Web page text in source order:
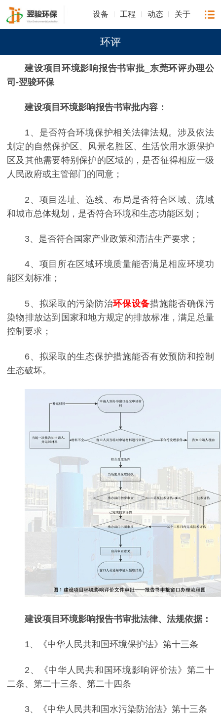
设备 工程 动态 关于
环评
建设项目环境影响报告书审批_东莞环评办理公
司-翌骏环保
建设项目环境影响报告书审批内容：
1、是否符合环境保护相关法律法规。涉及依法
划定的自然保护区、风景名胜区、生活饮用水源保护
区及其他需要特别保护的区域的，是否征得相应一级
人民政府或主管部门的同意；
2、项目选址、选线、布局是否符合区域、流域
和城市总体规划，是否符合环境和生态功能区划；
3、是否符合国家产业政策和清洁生产要求；
4、项目所在区域环境质量能否满足相应环境功
能区划标准；
5、拟采取的污染防治环保设备措施能否确保污
染物排放达到国家和地方规定的排放标准，满足总量
控制要求；
6、拟采取的生态保护措施能否有效预防和控制
生态破坏。
建设项目环境影响报告书审批法律、法规依据：
1、《中华人民共和国环境保护法》第十三条
2、《中华人民共和国环境影响评价法》第二十
二条、第二十三条、第二十四条
3、《中华人民共和国水污染防治法》第十三条